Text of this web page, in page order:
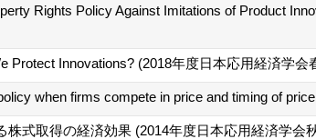
Rights Policy Against Imitations of Product
Protect Innovations? (2018年度日本応用経済学会
when firms compete in price and timing of
株式取得の経済効果 (2014年度日本応用経済学会